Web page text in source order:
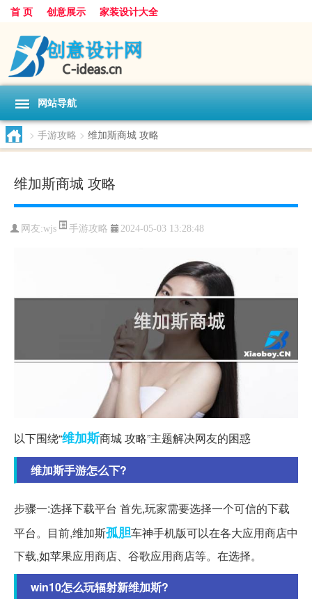
首 页 创意展示 家装设计大全
网站导航
> 手游攻略 > 维加斯商城 攻略
维加斯商城 攻略
网友:wjs 手游攻略 2024-05-03 13:28:48
以下围绕“维加斯商城 攻略”主题解决网友的困惑
维加斯手游怎么下?
步骤一:选择下载平台 首先,玩家需要选择一个可信的下载
平台。目前,维加斯孤胆车神手机版可以在各大应用商店中
下载,如苹果应用商店、谷歌应用商店等。在选择。
win10怎么玩辐射新维加斯?